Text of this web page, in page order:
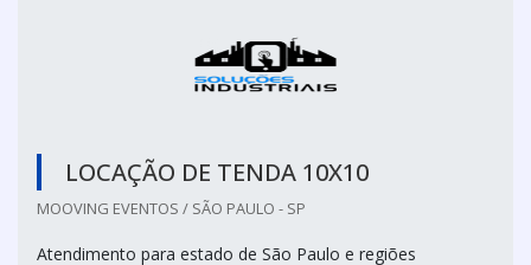
LOCAÇÃO DE TENDA 10X10
MOOVING EVENTOS / SÃO PAULO - SP
Atendimento para estado de São Paulo e regiões